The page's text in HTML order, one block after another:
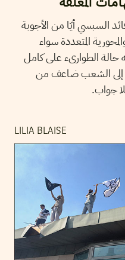
السبسي أيّا من الأجوبة
المتعددة سواء
حالة الطوارىء على كامل
إلى الشعب ضاعف من
جواب.
LILIA BLAISE